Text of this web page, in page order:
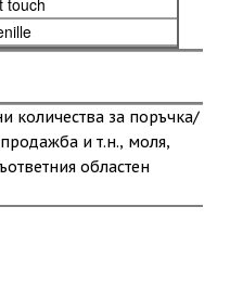
touch
количества за поръчка/
и т.н., моля,
областен